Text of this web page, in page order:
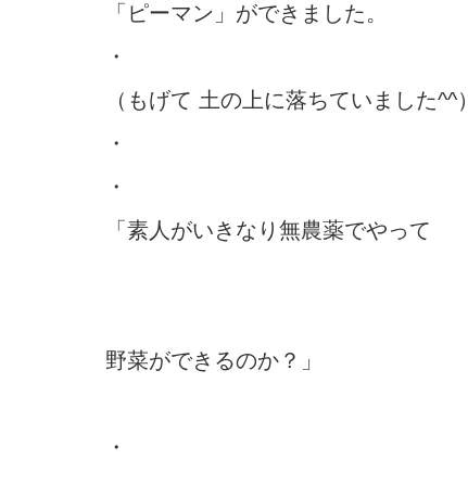
「ピーマン」ができました。
・
（もげて 土の上に落ちていました^^）
・
・
「素人がいきなり無農薬でやって
野菜ができるのか？」
・